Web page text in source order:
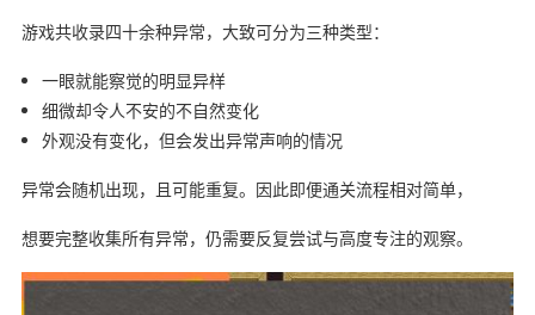
游戏共收录四十余种异常，大致可分为三种类型：
一眼就能察觉的明显异样
细微却令人不安的不自然变化
外观没有变化，但会发出异常声响的情况
异常会随机出现，且可能重复。因此即便通关流程相对简单，
想要完整收集所有异常，仍需要反复尝试与高度专注的观察。